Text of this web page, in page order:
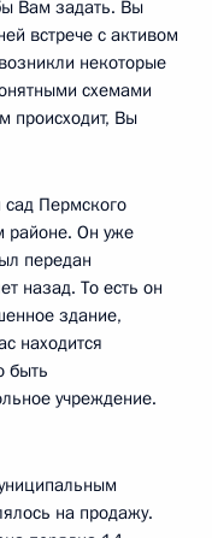
Вам задать. Вы
встрече с активом
некоторые
схемами
происходит, Вы
Пермского
районе. Он уже
передан
назад. То есть он
здание,
находится
быть
учреждение.
на продажу.